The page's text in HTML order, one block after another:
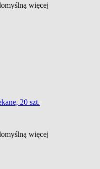
więcej
20 szt.
więcej